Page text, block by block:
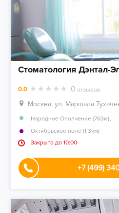
Стоматология Дэнтал-
0.0 0 отзывов
Москва, ул. Маршала
Народное Ополчение (763м),
Октябрьское поле (1.3км)
Закрыто до 10:00
+7 (499)